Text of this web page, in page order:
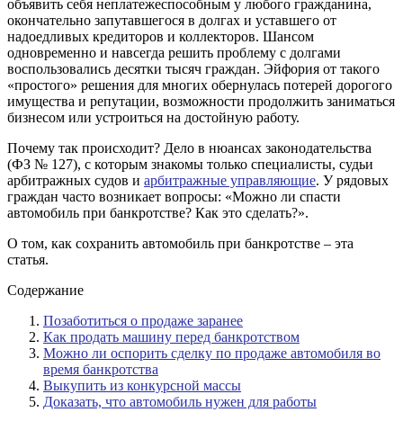
объявить себя неплатежеспособным у любого гражданина,
окончательно запутавшегося в долгах и уставшего от
надоедливых кредиторов и коллекторов. Шансом
одновременно и навсегда решить проблему с долгами
воспользовались десятки тысяч граждан. Эйфория от такого
«простого» решения для многих обернулась потерей дорогого
имущества и репутации, возможности продолжить заниматься
бизнесом или устроиться на достойную работу.
Почему так происходит? Дело в нюансах законодательства
(ФЗ № 127), с которым знакомы только специалисты, судьи
арбитражных судов и арбитражные управляющие. У рядовых
граждан часто возникает вопросы: «Можно ли спасти
автомобиль при банкротстве? Как это сделать?».
О том, как сохранить автомобиль при банкротстве – эта
статья.
Содержание
Позаботиться о продаже заранее
Как продать машину перед банкротством
Можно ли оспорить сделку по продаже автомобиля во
время банкротства
Выкупить из конкурсной массы
Доказать, что автомобиль нужен для работы